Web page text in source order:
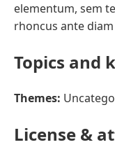
elementum, sem
rhoncus ante
Topics and
Themes:
License &